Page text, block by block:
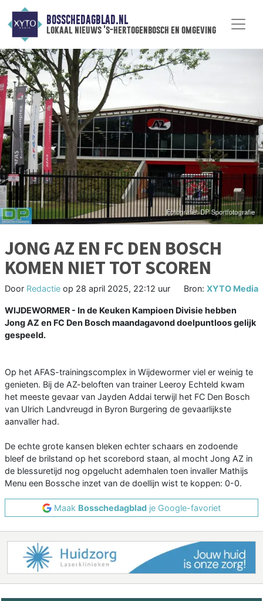
BOSSCHEDAGBLAD.NL
lokaal nieuws 's-hertogenbosch en omgeving
JONG AZ EN FC DEN BOSCH
KOMEN NIET TOT SCOREN
Door Redactie op 28 april 2025, 22:12 uur Bron: XYTO Media
WIJDEWORMER - In de Keuken Kampioen Divisie hebben
Jong AZ en FC Den Bosch maandagavond doelpuntloos gelijk
gespeeld.
Op het AFAS-trainingscomplex in Wijdewormer viel er weinig te
genieten. Bij de AZ-beloften van trainer Leeroy Echteld kwam
het meeste gevaar van Jayden Addai terwijl het FC Den Bosch
van Ulrich Landvreugd in Byron Burgering de gevaarlijkste
aanvaller had.
De echte grote kansen bleken echter schaars en zodoende
bleef de brilstand op het scorebord staan, al mocht Jong AZ in
de blessuretijd nog opgelucht ademhalen toen invaller Mathijs
Menu een Bossche inzet van de doellijn wist te koppen: 0-0.
Maak Bosschedagblad je Google-favoriet